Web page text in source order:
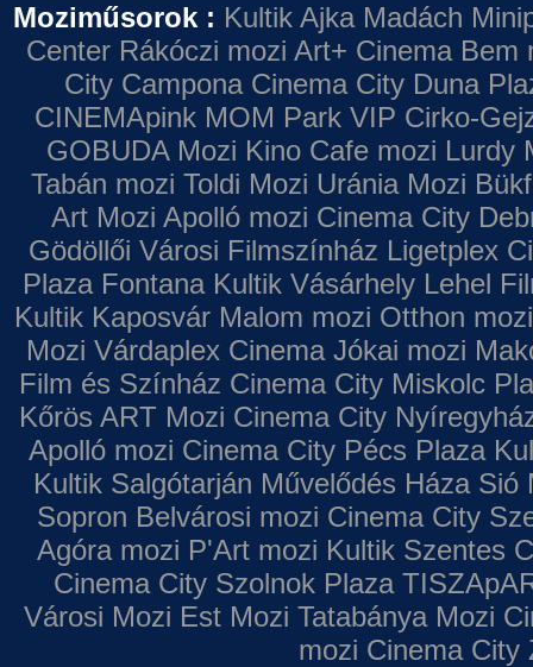
Moziműsorok : Kultik Ajka Madách
Center Rákóczi mozi Art+ Cinema Bem
City Campona Cinema City Duna
CINEMApink MOM Park VIP Cirko-
GOBUDA Mozi Kino Cafe mozi Lurdy
Tabán mozi Toldi Mozi Uránia Mozi
Art Mozi Apolló mozi Cinema City
Gödöllői Városi Filmszínház Ligetplex
Plaza Fontana Kultik Vásárhely Lehel
Kultik Kaposvár Malom mozi Otthon mozi
Mozi Várdaplex Cinema Jókai mozi
Film és Színház Cinema City Miskolc
Kőrös ART Mozi Cinema City
Apolló mozi Cinema City Pécs Plaza
Kultik Salgótarján Művelődés Háza Sió
Sopron Belvárosi mozi Cinema City
Agóra mozi P'Art mozi Kultik Szentes
Cinema City Szolnok Plaza
Városi Mozi Est Mozi Tatabánya Mozi
mozi Cinema City